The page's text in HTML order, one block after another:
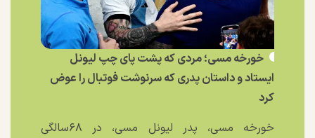
خورخه مسی؛ مردی که پشت پای چپ لیونل
ایستاد و داستان پدری که سرنوشت فوتبال را عوض
کرد
خورخه مسی، پدر لیونل مسی، در ۶۸سالگی